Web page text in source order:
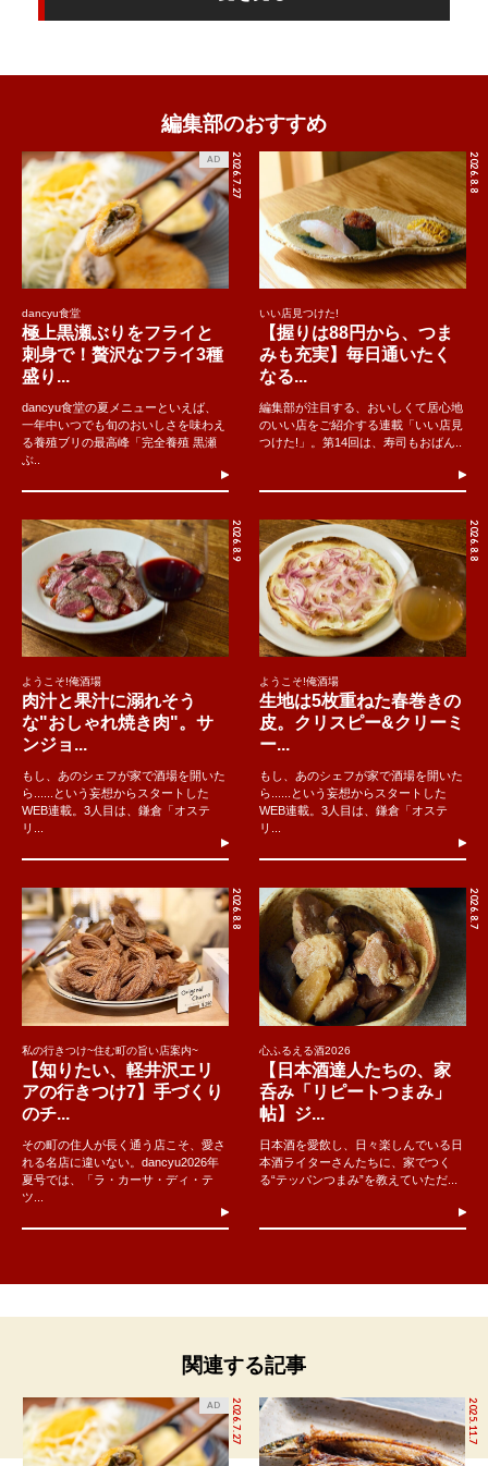
編集部のおすすめ
2026.7.27
AD
dancyu食堂
極上黒瀬ぶりをフライと
刺身で！贅沢なフライ3種
盛り...
dancyu食堂の夏メニューといえば、
一年中いつでも旬のおいしさを味わえ
る養殖ブリの最高峰「完全養殖 黒瀬
ぶ..
2026.8.8
いい店見つけた!
【握りは88円から、つま
みも充実】毎日通いたく
なる...
編集部が注目する、おいしくて居心地
のいい店をご紹介する連載「いい店見
つけた!」。第14回は、寿司もおばん..
2026.8.9
ようこそ!俺酒場
肉汁と果汁に溺れそう
な"おしゃれ焼き肉"。サ
ンジョ...
もし、あのシェフが家で酒場を開いた
ら......という妄想からスタートした
WEB連載。3人目は、鎌倉「オステ
リ...
2026.8.8
ようこそ!俺酒場
生地は5枚重ねた春巻きの
皮。クリスピー&クリーミ
ー...
もし、あのシェフが家で酒場を開いた
ら......という妄想からスタートした
WEB連載。3人目は、鎌倉「オステ
リ...
2026.8.8
私の行きつけ~住む町の旨い店案内~
【知りたい、軽井沢エリ
アの行きつけ7】手づくり
のチ...
その町の住人が長く通う店こそ、愛さ
れる名店に違いない。dancyu2026年
夏号では、「ラ・カーサ・ディ・テ
ツ...
2026.8.7
心ふるえる酒2026
【日本酒達人たちの、家
呑み「リピートつまみ」
帖】ジ...
日本酒を愛飲し、日々楽しんでいる日
本酒ライターさんたちに、家でつく
る“テッパンつまみ”を教えていただ...
関連する記事
2026.7.27
AD 2025.11.7